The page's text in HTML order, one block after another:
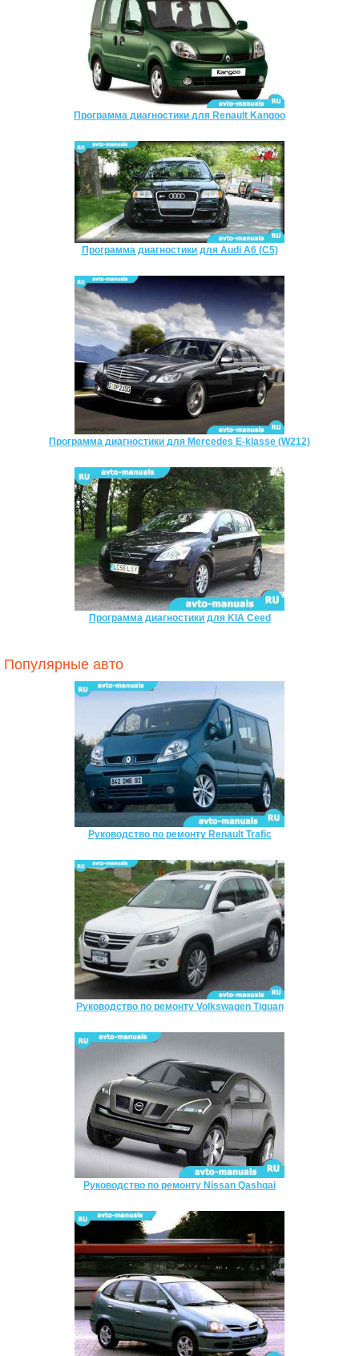
Программа диагностики для Renault Kangoo
Программа диагностики для Audi A6 (C5)
Программа диагностики для Mercedes E-klasse (W212)
Программа диагностики для KIA Ceed
Популярные авто
Руководство по ремонту Renault Trafic
Руководство по ремонту Volkswagen Tiguan
Руководство по ремонту Nissan Qashqai